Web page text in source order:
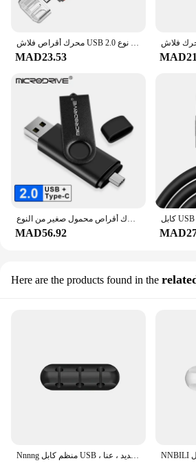
محرك أقراص فلاش USB 2.0 نوع C ، محرك أقراص OTG ، تخزين خارجي بندريف ، هاتف ذكي ، كمبيوتر شخصي ، 128 جيجابايت ، 64 جيجابايت ، 32 جيجابايت ، 16 جيجابايت ، 8 جيجابايت ، 4 جيجابايت
MAD23.53
محرك أقراص محمول صغير من النوع C ، عصا هاتف ذكي ، قابس مزدوج ، عصا USB ، 64 جيجابايت ، 32 جيجابايت ، ذاكرة GB ،
MAD56.92
Here are the products found in the
Nnnng منظم كابل USB ، مشابك كابل ذاتية اللصق ، مثبت سيليكون ، إدارة الأسلاك للمنزل ، إكسسوارات السيارة الداخلية ، جديد ، عنا